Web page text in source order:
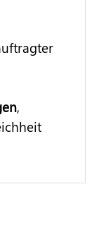
,